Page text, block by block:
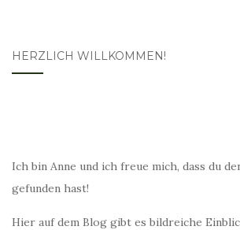
HERZLICH WILLKOMMEN!
Ich bin Anne und ich freue mich, dass du
gefunden hast!
Hier auf dem Blog gibt es bildreiche